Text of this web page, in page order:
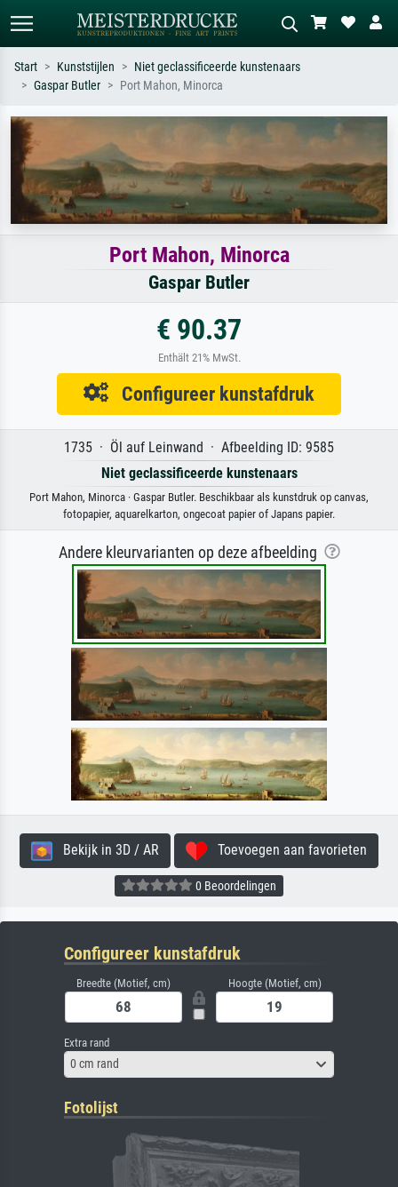
Zoek op kunstenaar, titel of stijl – bijv.
Monet, Sterrennacht, impressionisme,
Hokusai-golf, naakt.
Beschrijf de scène – bijv. groene
olieverfschilderij, staand naakt naast
een boom.
Start Kunststijlen
Niet geclassificeerde kunstenaars
Gaspar Butler
Port Mahon, Minorca
Port Mahon, Minorca
Gaspar Butler
€ 90.37
Enthält 21% MwSt.
Configureer kunstafdruk
1735 · Öl auf Leinwand · Afbeelding ID: 9585
Niet geclassificeerde kunstenaars
Port Mahon, Minorca · Gaspar Butler. Beschikbaar als kunstdruk op canvas,
fotopapier, aquarelkarton, ongecoat papier of Japans papier.
Andere kleurvarianten op deze afbeelding
Bekijk in 3D / AR Toevoegen aan favorieten
0 Beoordelingen
Configureer kunstafdruk
Breedte (Motief, cm) Hoogte (Motief, cm)
Extra rand
0 cm rand
Fotolijst